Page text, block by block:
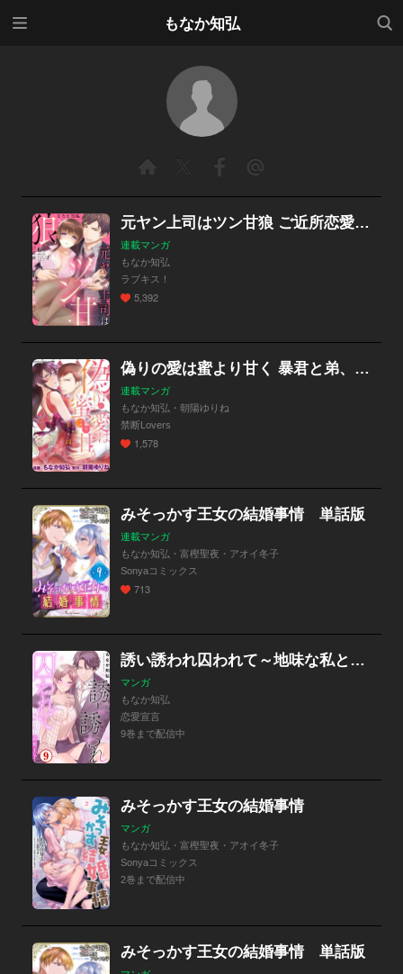
もなか知弘
検索
元ヤン上司はツン甘狼 ご近所恋愛はエッチで危険!?（分冊版）
連載マンガ
もなか知弘
ラブキス！
5,392
偽りの愛は蜜より甘く 暴君と弟、歪んだ愛に囚われて（分冊版）
連載マンガ
もなか知弘・朝陽ゆりね
禁断Lovers
1,578
みそっかす王女の結婚事情 単話版
連載マンガ
もなか知弘・富樫聖夜・アオイ冬子
Sonyaコミックス
713
誘い誘われ囚われて～地味な私と溺愛王子～
マンガ
もなか知弘
恋愛宣言
9巻まで配信中
みそっかす王女の結婚事情
マンガ
もなか知弘・富樫聖夜・アオイ冬子
Sonyaコミックス
2巻まで配信中
みそっかす王女の結婚事情 単話版